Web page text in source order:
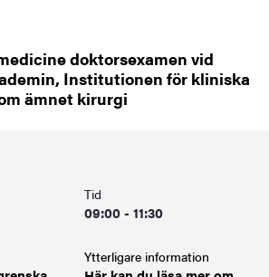
doktorsexamen vid
Institutionen för kliniska
ämnet kirurgi
Tid
09:00 - 11:30
Ytterligare information